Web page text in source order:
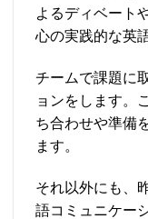
よるディベート
心の実践的な英
チームで課題に
ョンをします。
ち合わせや準備
ます。
それ以外にも、
語コミュニケー